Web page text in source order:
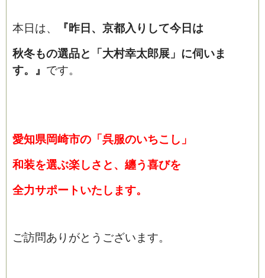
本日は、 『昨日、京都入りして今日は
秋冬もの選品と「大村幸太郎展」に伺いま
す。 』 です。
愛知県岡崎市の「呉服のいちこし」
和装を選ぶ楽しさと、纏う喜びを
全力サポートいたします。
ご訪問ありがとうございます。